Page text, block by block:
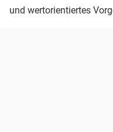
und wertorientiertes